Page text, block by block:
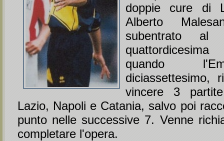
doppie cure di
Alberto
subentrato al
quando
diciassettesimo,
vincere 3
Lazio, Napoli e Catania, salvo poi
punto nelle successive 7. Venne
completare l'opera.